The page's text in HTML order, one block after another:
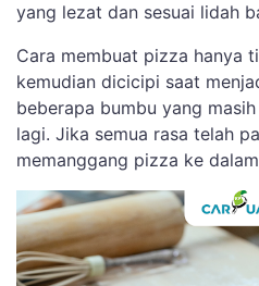
yang lezat dan sesuai lidah
Cara membuat pizza hanya
kemudian dicicipi saat
beberapa bumbu yang
lagi. Jika semua rasa telah
memanggang pizza ke